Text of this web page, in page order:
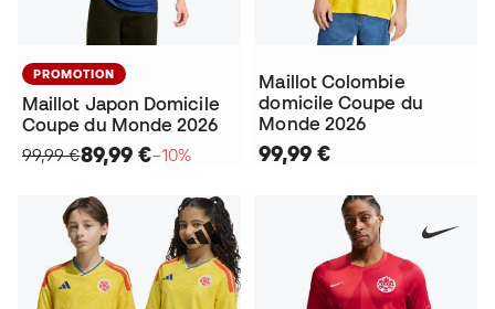
PROMOTION
Maillot Japon Domicile
Coupe du Monde 2026
99,99 €89,99 €−10%
Maillot Colombie
domicile Coupe du
Monde 2026
99,99 €